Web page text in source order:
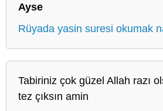
Ayse
Rüyada yasin suresi okumak
Tabiriniz çok güzel Allah razı
tez çıksın amin